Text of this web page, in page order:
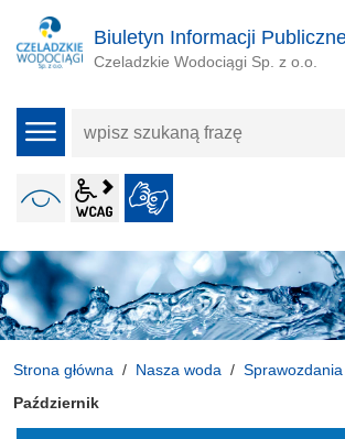
Biuletyn Informacji
Czeladzkie Wodociągi Sp. z o.o.
menu
wpisz
frazę
WERSJA KONTRASTOWA
wcag2.1
Strona główna Nasza woda
Październik